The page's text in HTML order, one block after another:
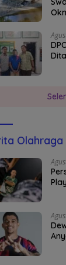
Olahraga